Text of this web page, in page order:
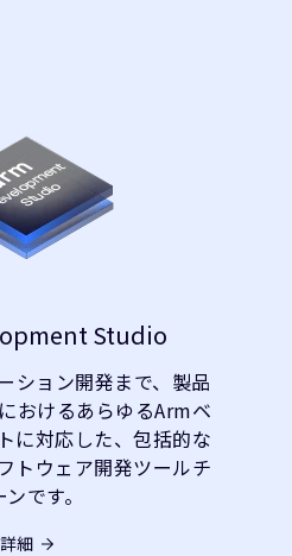
Studio
ション開発まで、製品
おけるあらゆるArmベ
に対応した、包括的な
トウェア開発ツールチ
です。
詳細